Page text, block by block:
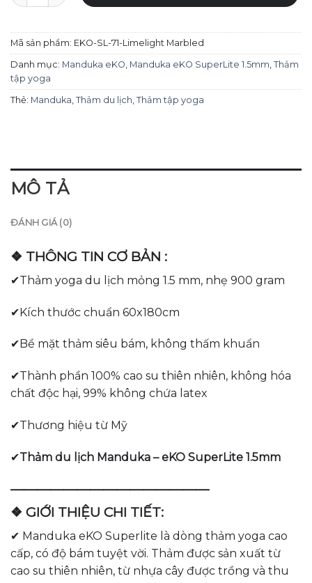
Mã sản phẩm: EKO-SL-71-Limelight Marbled
Danh mục: Manduka eKO, Manduka eKO SuperLite 1.5mm, Thảm
tập yoga
Thẻ: Manduka, Thảm du lịch, Thảm tập yoga
MÔ TẢ
ĐÁNH GIÁ (0)
❖ THÔNG TIN CƠ BẢN :
✔Thảm yoga du lịch mỏng 1.5 mm, nhẹ 900 gram
✔Kích thước chuẩn 60x180cm
✔Bề mặt thảm siêu bám, không thấm khuẩn
✔Thành phần 100% cao su thiên nhiên, không hóa
chất độc hại, 99% không chứa latex
✔Thương hiệu từ Mỹ
✔Thảm du lịch Manduka – eKO SuperLite 1.5mm
———————————————
❖ GIỚI THIỆU CHI TIẾT:
✔ Manduka eKO Superlite là dòng thảm yoga cao
cấp, có độ bám tuyệt vời. Thảm được sản xuất từ
cao su thiên nhiên, từ nhựa cây được trồng và thu